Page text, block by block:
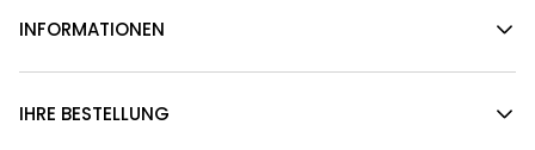
INFORMATIONEN
IHRE BESTELLUNG